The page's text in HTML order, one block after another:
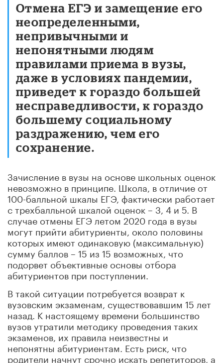
Отмена ЕГЭ и замещение его
неопределенными,
непривычными и
непонятными людям
правилами приема в вузы,
даже в условиях пандемии,
приведет к гораздо большей
несправедливости, к гораздо
большему социальному
раздражению, чем его
сохранение.
Зачисление в вузы на основе школьных оценок
невозможно в принципе. Школа, в отличие от
100-балльной шкалы ЕГЭ, фактически работает
с трехбалльной шкалой оценок – 3, 4 и 5. В
случае отмены ЕГЭ летом 2020 года в вузы
могут прийти абитуриенты, около половины
которых имеют одинаковую (максимальную)
сумму баллов – 15 из 15 возможных, что
подорвет объективные основы отбора
абитуриентов при поступлении.
В такой ситуации потребуется возврат к
вузовским экзаменам, существовавшим 15 лет
назад. К настоящему времени большинство
вузов утратили методику проведения таких
экзаменов, их правила неизвестны и
непонятны абитуриентам. Есть риск, что
родители начнут срочно искать репетиторов, а